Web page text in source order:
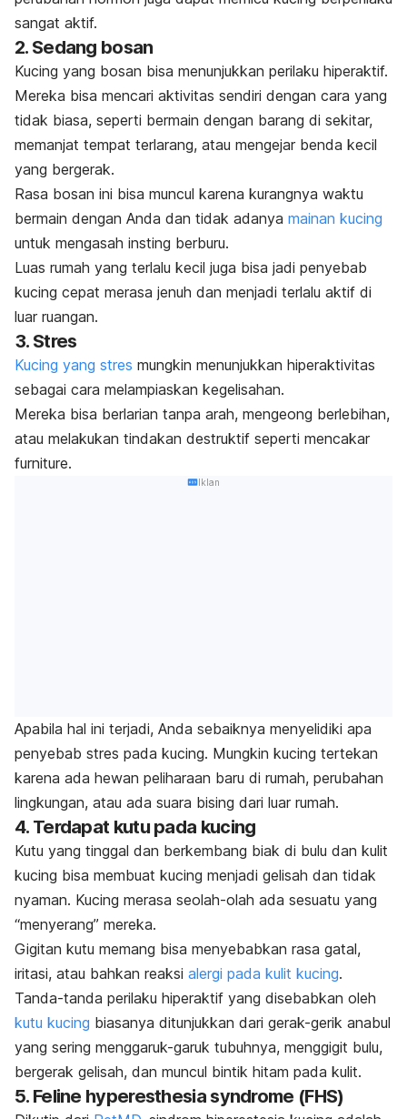
sangat aktif.
2. Sedang bosan
Kucing yang bosan bisa menunjukkan perilaku hiperaktif.
Mereka bisa mencari aktivitas sendiri dengan cara yang
tidak biasa, seperti bermain dengan barang di sekitar,
memanjat tempat terlarang, atau mengejar benda kecil
yang bergerak.
Rasa bosan ini bisa muncul karena kurangnya waktu
bermain dengan Anda dan tidak adanya mainan kucing
untuk mengasah insting berburu.
Luas rumah yang terlalu kecil juga bisa jadi penyebab
kucing cepat merasa jenuh dan menjadi terlalu aktif di
luar ruangan.
3. Stres
Kucing yang stres mungkin menunjukkan hiperaktivitas
sebagai cara melampiaskan kegelisahan.
Mereka bisa berlarian tanpa arah, mengeong berlebihan,
atau melakukan tindakan destruktif seperti mencakar
furniture.
Iklan
Apabila hal ini terjadi, Anda sebaiknya menyelidiki apa
penyebab stres pada kucing. Mungkin kucing tertekan
karena ada hewan peliharaan baru di rumah, perubahan
lingkungan, atau ada suara bising dari luar rumah.
4. Terdapat kutu pada kucing
Kutu yang tinggal dan berkembang biak di bulu dan kulit
kucing bisa membuat kucing menjadi gelisah dan tidak
nyaman. Kucing merasa seolah-olah ada sesuatu yang
“menyerang” mereka.
Gigitan kutu memang bisa menyebabkan rasa gatal,
iritasi, atau bahkan reaksi alergi pada kulit kucing.
Tanda-tanda perilaku hiperaktif yang disebabkan oleh
kutu kucing biasanya ditunjukkan dari gerak-gerik anabul
yang sering menggaruk-garuk tubuhnya, menggigit bulu,
bergerak gelisah, dan muncul bintik hitam pada kulit.
5. Feline hyperesthesia syndrome (FHS)